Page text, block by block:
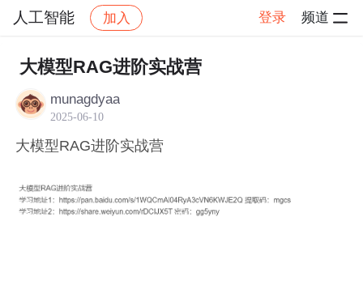
人工智能 加入 登录 频道
社区 人工智能 交流讨论
大模型RAG进阶实战营
munagdyaa
2025-06-10
大模型RAG进阶实战营